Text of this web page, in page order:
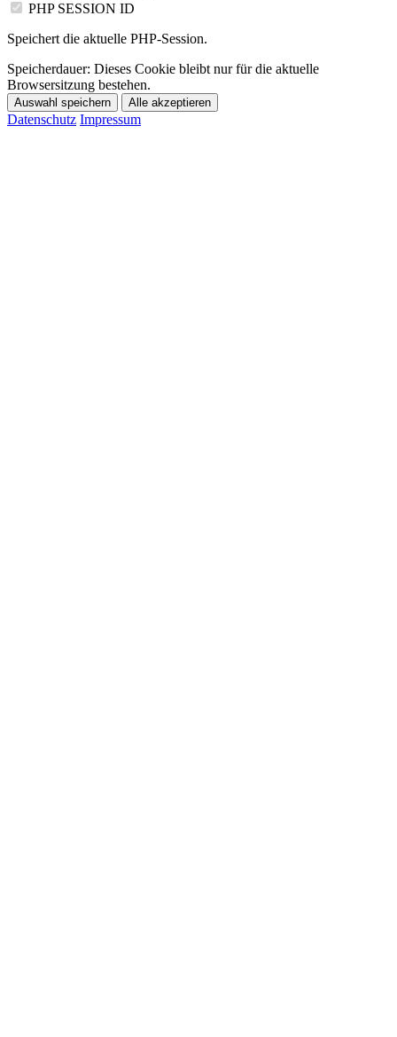
PHP SESSION ID
Speichert die aktuelle PHP-Session.
Speicherdauer: Dieses Cookie bleibt nur für die aktuelle
Browsersitzung bestehen.
Auswahl speichern Alle akzeptieren
Datenschutz Impressum